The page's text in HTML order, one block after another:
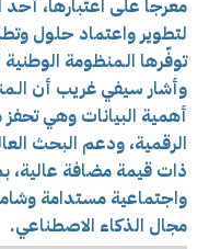
معرجا على اعتبارها، أحد
لتطوير واعتماد حلول
توفّرها الـمنظومة
وأشار سيفي غريب أن
أهمية البيانات وهي تحفز
الرقمية، ودعم البحث
ذات قيمة مضافة عالية،
واجتماعية مستدامة
مجال الذكاء الاصطناعي.